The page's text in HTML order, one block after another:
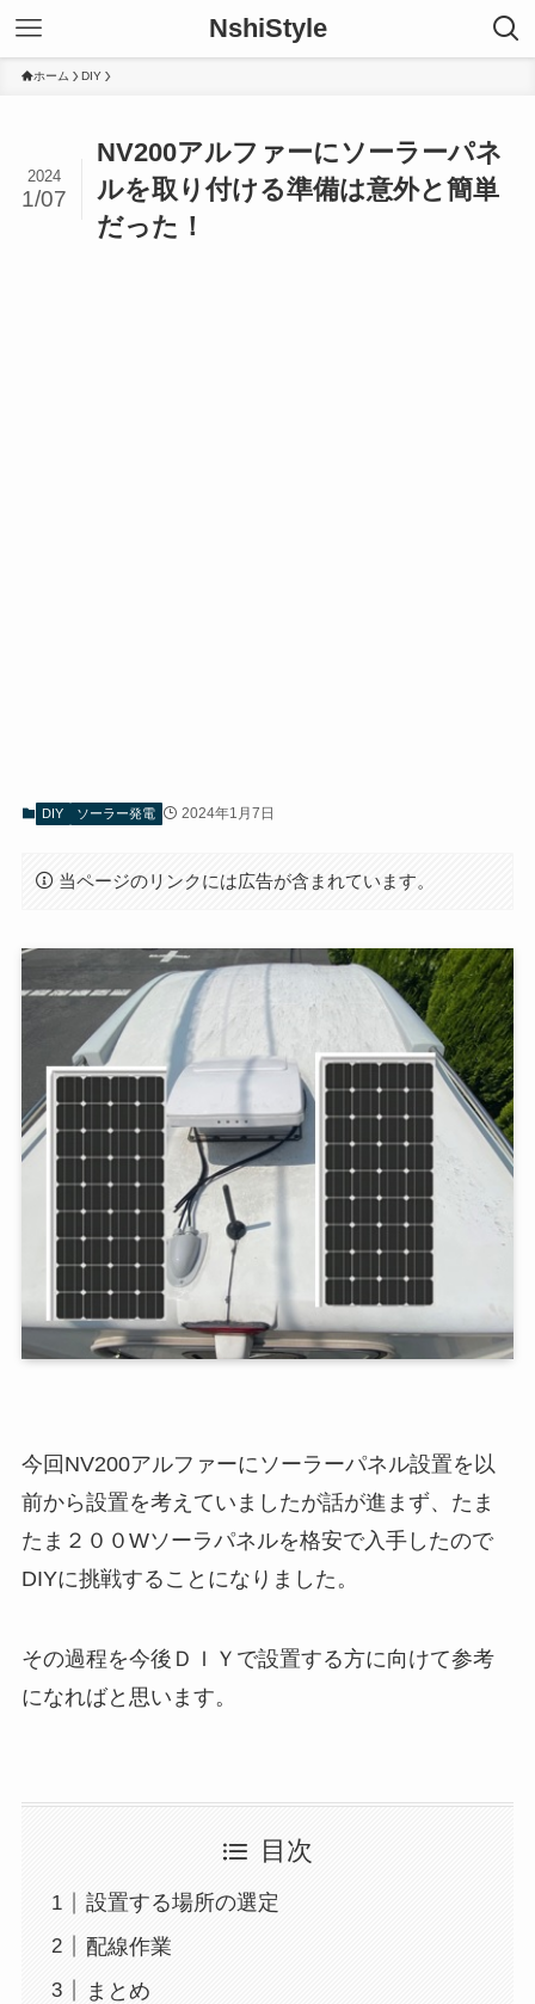
NshiStyle
ホーム DIY
NV200アルファーにソーラーパネ
ルを取り付ける準備は意外と簡単
だった！
2024
1/07
DIY ソーラー発電 2024年1月7日
当ページのリンクには広告が含まれています。
今回NV200アルファーにソーラーパネル設置を以
前から設置を考えていましたが話が進まず、たま
たま２００Wソーラパネルを格安で入手したので
DIYに挑戦することになりました。
その過程を今後ＤＩＹで設置する方に向けて参考
になればと思います。
目次
設置する場所の選定
配線作業
まとめ